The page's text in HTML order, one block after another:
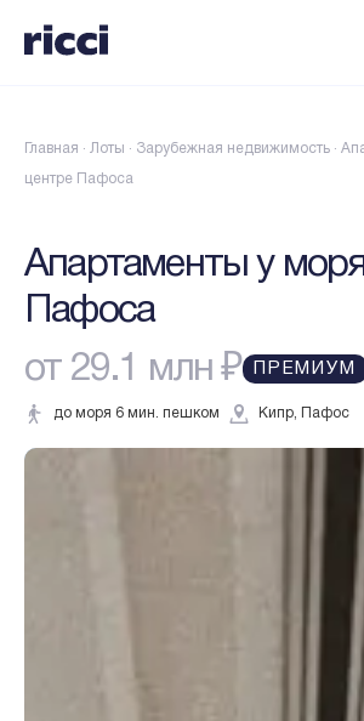
Главная · Лоты · Зарубежная недвижимость ·
центре Пафоса
Апартаменты у
Пафоса
от 29.1 млн ₽
до моря 6 мин. пешком Кипр, Пафос
ПРЕМИУМ